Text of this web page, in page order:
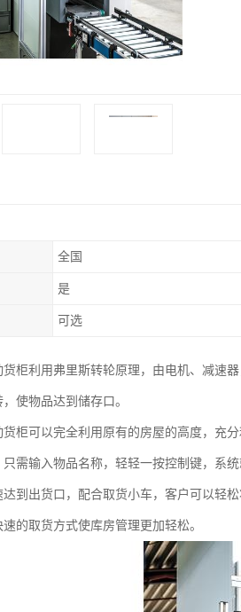
全国
是
可选
货柜利用弗里斯转轮原理，由电机、减速
使物品达到储存口。
货柜可以完全利用原有的房屋的高度，充
只需输入物品名称，轻轻一按控制键，系
达到出货口，配合取货小车，客户可以轻
的取货方式使库房管理更加轻松。